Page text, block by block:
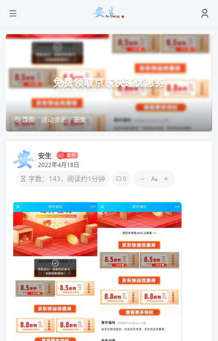
免费领取京东快递优惠券
首页 活动资讯 正文
安生
2022年4月18日
字数：143，阅读约1分钟 0